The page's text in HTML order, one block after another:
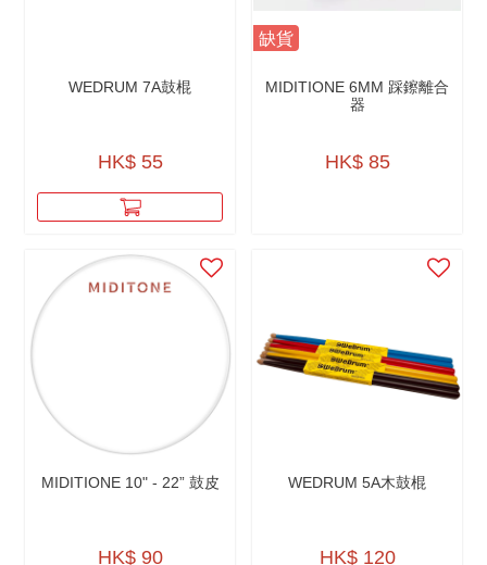
WEDRUM 7A鼓棍
HK$ 55
缺貨
MIDITIONE 6MM 踩鑔離合
器
HK$ 85
MIDITIONE 10" - 22” 鼓皮
HK$ 90
WEDRUM 5A木鼓棍
HK$ 120